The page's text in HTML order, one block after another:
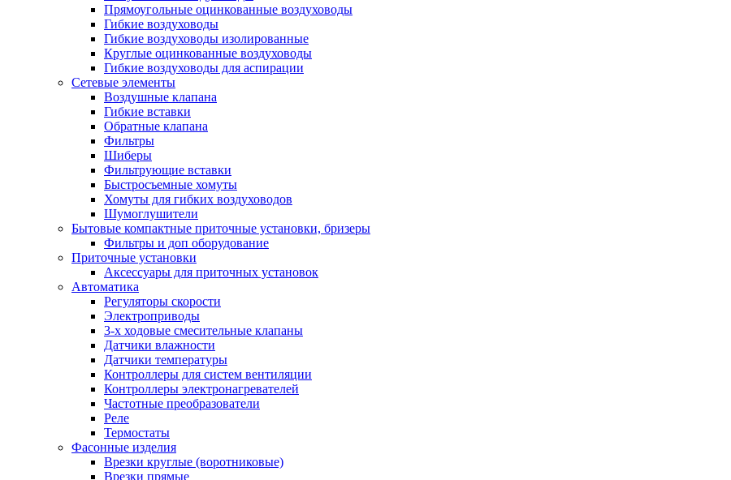
Прямоугольные оцинкованные воздуховоды
Гибкие воздуховоды
Гибкие воздуховоды изолированные
Круглые оцинкованные воздуховоды
Гибкие воздуховоды для аспирации
Сетевые элементы
Воздушные клапана
Гибкие вставки
Обратные клапана
Фильтры
Шиберы
Фильтрующие вставки
Быстросъемные хомуты
Хомуты для гибких воздуховодов
Шумоглушители
Бытовые компактные приточные установки, бризеры
Фильтры и доп оборудование
Приточные установки
Аксессуары для приточных установок
Автоматика
Регуляторы скорости
Электроприводы
3-х ходовые смесительные клапаны
Датчики влажности
Датчики температуры
Контроллеры для систем вентиляции
Контроллеры электронагревателей
Частотные преобразователи
Реле
Термостаты
Фасонные изделия
Врезки круглые (воротниковые)
Врезки прямые